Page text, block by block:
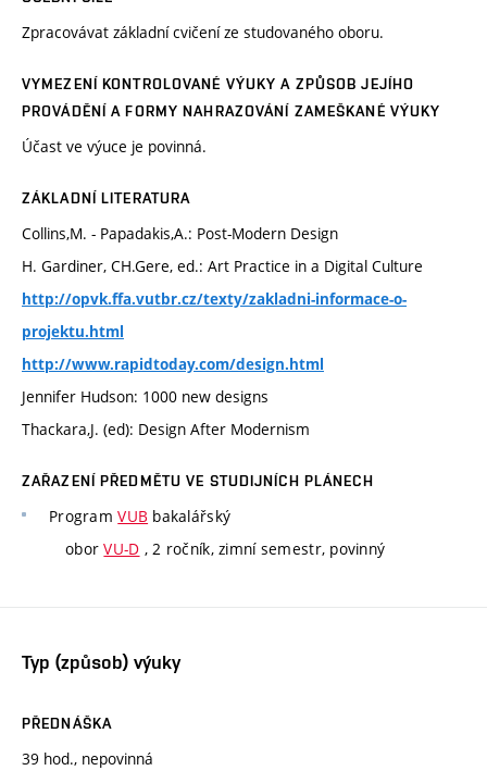
Zpracovávat základní cvičení ze studovaného oboru.
VYMEZENÍ KONTROLOVANÉ VÝUKY A ZPŮSOB JEJÍHO
PROVÁDĚNÍ A FORMY NAHRAZOVÁNÍ ZAMEŠKANÉ VÝUKY
Účast ve výuce je povinná.
ZÁKLADNÍ LITERATURA
Collins,M. - Papadakis,A.: Post-Modern Design
H. Gardiner, CH.Gere, ed.: Art Practice in a Digital Culture
http://opvk.ffa.vutbr.cz/texty/zakladni-informace-o-
projektu.html
http://www.rapidtoday.com/design.html
Jennifer Hudson: 1000 new designs
Thackara,J. (ed): Design After Modernism
ZAŘAZENÍ PŘEDMĚTU VE STUDIJNÍCH PLÁNECH
ProgramVUB bakalářský
oborVU-D , 2 ročník, zimní semestr, povinný
Typ (způsob) výuky
PŘEDNÁŠKA
39 hod., nepovinná